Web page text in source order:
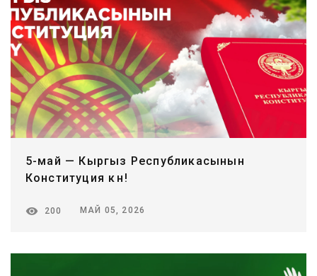
5-май — Кыргыз Республикасынын
Конституция күнү!
200 МАЙ 05, 2026